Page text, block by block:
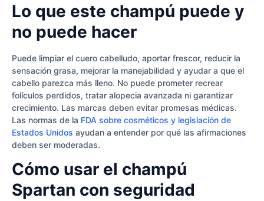
Lo que este champú puede y
no puede hacer
Puede limpiar el cuero cabelludo, aportar frescor, reducir la
sensación grasa, mejorar la manejabilidad y ayudar a que el
cabello parezca más lleno. No puede prometer recrear
folículos perdidos, tratar alopecia avanzada ni garantizar
crecimiento. Las marcas deben evitar promesas médicas.
Las normas de la FDA sobre cosméticos y legislación de
Estados Unidos ayudan a entender por qué las afirmaciones
deben ser moderadas.
Cómo usar el champú
Spartan con seguridad